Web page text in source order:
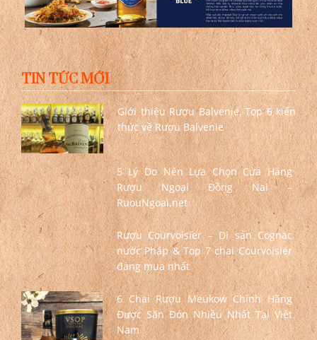
TIN TỨC MỚI
Giới thiệu Rượu Balvenie, Top 6 kiến
thức về Rượu Balvenie
5 Lý Do Nên Lựa Chọn Cửa Hàng
Rượu Ngoại Đồng Nai –
RuouNgoai.net
Rượu Courvoisier – Di sản Cognac
nước Pháp & Top 7 chai Courvoisier
đáng mua nhất
6 Chai Rượu Meukow Chính Hãng
Được Săn Đón Nhiều Nhất Tại Việt
Nam